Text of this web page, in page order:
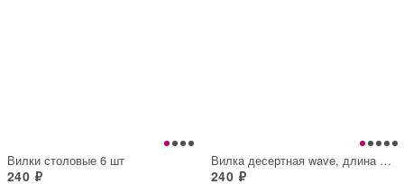
Вилки столовые 6 шт
240 ₽
Вилка десертная wave, длина 14.7 см, нер
240 ₽